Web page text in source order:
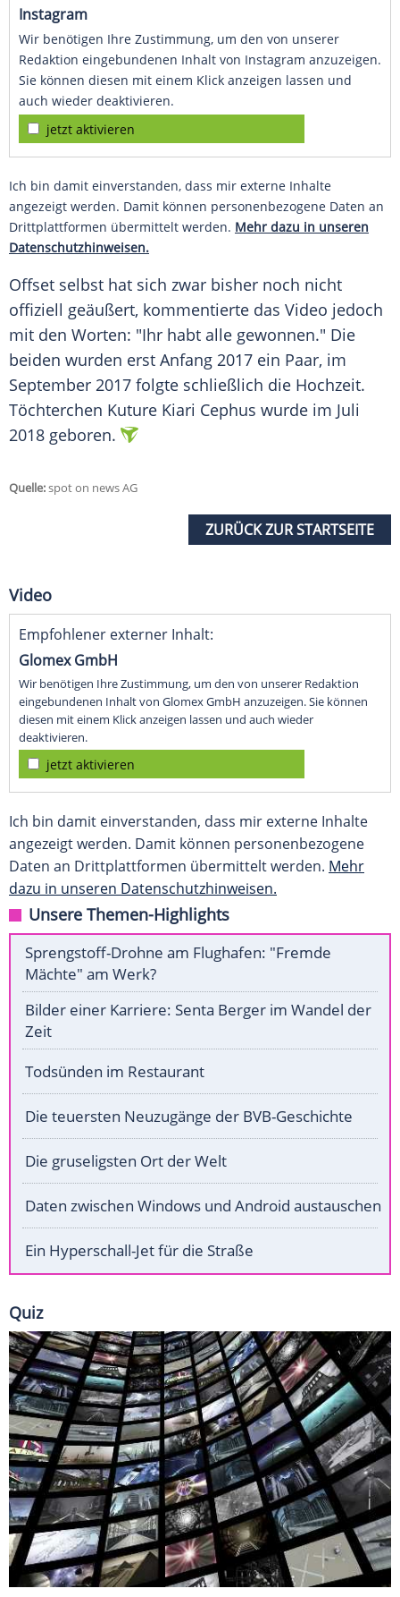
Instagram
Wir benötigen Ihre Zustimmung, um den von unserer
Redaktion eingebundenen Inhalt von Instagram anzuzeigen.
Sie können diesen mit einem Klick anzeigen lassen und
auch wieder deaktivieren.
jetzt aktivieren
Ich bin damit einverstanden, dass mir externe Inhalte
angezeigt werden. Damit können personenbezogene Daten an
Drittplattformen übermittelt werden. Mehr dazu in unseren
Datenschutzhinweisen.
Offset selbst hat sich zwar bisher noch nicht
offiziell geäußert, kommentierte das Video jedoch
mit den Worten: "Ihr habt alle gewonnen." Die
beiden wurden erst Anfang 2017 ein Paar, im
September 2017 folgte schließlich die Hochzeit.
Töchterchen Kuture Kiari Cephus wurde im Juli
2018 geboren.
Quelle:spot on news AG
ZURÜCK ZUR STARTSEITE
Video
Empfohlener externer Inhalt:
Glomex GmbH
Wir benötigen Ihre Zustimmung, um den von unserer Redaktion
eingebundenen Inhalt von Glomex GmbH anzuzeigen. Sie können
diesen mit einem Klick anzeigen lassen und auch wieder
deaktivieren.
jetzt aktivieren
Ich bin damit einverstanden, dass mir externe Inhalte
angezeigt werden. Damit können personenbezogene
Daten an Drittplattformen übermittelt werden. Mehr
dazu in unseren Datenschutzhinweisen.
Unsere Themen-Highlights
Sprengstoff-Drohne am Flughafen: "Fremde
Mächte" am Werk?
Bilder einer Karriere: Senta Berger im Wandel der
Zeit
Todsünden im Restaurant
Die teuersten Neuzugänge der BVB-Geschichte
Die gruseligsten Ort der Welt
Daten zwischen Windows und Android austauschen
Ein Hyperschall-Jet für die Straße
Quiz